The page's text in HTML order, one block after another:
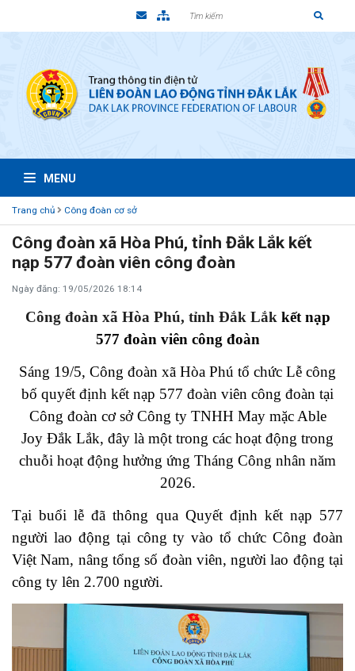
MENU
Trang chủ Công đoàn cơ sở
Công đoàn xã Hòa Phú, tỉnh Đắk Lắk kết
nạp 577 đoàn viên công đoàn
Ngày đăng: 19/05/2026 18:14
Công đoàn xã Hòa Phú, tỉnh Đắk Lắk kết nạp
577 đoàn viên công đoàn
Sáng 19/5, Công đoàn xã Hòa Phú tổ chức Lễ công
bố quyết định kết nạp 577 đoàn viên công đoàn tại
Công đoàn cơ sở Công ty TNHH May mặc Able
Joy Đắk Lắk, đây là một trong các hoạt động trong
chuỗi hoạt động hưởng ứng Tháng Công nhân năm
2026.
Tại buổi lễ đã thông qua Quyết định kết nạp 577
người lao động tại công ty vào tổ chức Công đoàn
Việt Nam, nâng tổng số đoàn viên, người lao động tại
công ty lên 2.700 người.